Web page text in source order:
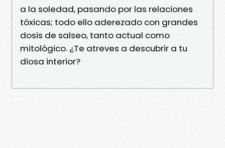
a la soledad, pasando por las relaciones
tóxicas; todo ello aderezado con grandes
dosis de salseo, tanto actual como
mitológico. ¿Te atreves a descubrir a tu
diosa interior?